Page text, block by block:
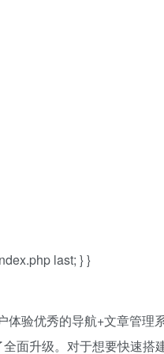
last; } }
体验优秀的导航+文章管理
面升级。对于想要快速搭